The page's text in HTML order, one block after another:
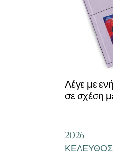
Λέγε με
σε σχέση
2026
ΚΕΛΕΥΘΟΣ